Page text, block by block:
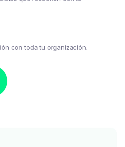
con toda tu organización.